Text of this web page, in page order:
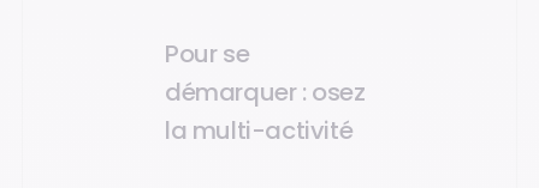
Pour se
démarquer : osez
la multi-activité